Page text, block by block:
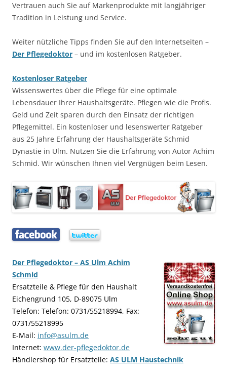
Vertrauen auch Sie auf Markenprodukte mit langjähriger
Tradition in Leistung und Service.
Weiter nützliche Tipps finden Sie auf den Internetseiten –
Der Pflegedoktor – und im kostenlosen Ratgeber.
Kostenloser Ratgeber
Wissenswertes über die Pflege für eine optimale
Lebensdauer Ihrer Haushaltsgeräte. Pflegen wie die Profis.
Geld und Zeit sparen durch den Einsatz der richtigen
Pflegemittel. Ein kostenloser und lesenswerter Ratgeber
aus 25 Jahre Erfahrung der Haushaltsgeräte Schmid
Dynastie in Ulm. Nutzen Sie die Erfahrung von Autor Achim
Schmid. Wir wünschen Ihnen viel Vergnügen beim Lesen.
Der Pflegedoktor – AS Ulm Achim
Schmid
Ersatzteile & Pflege für den Haushalt
Eichengrund 105, D-89075 Ulm
Telefon: Telefon: 0731/55218994, Fax:
0731/55218995
E-Mail: info@asulm.de
Internet: www.der-pflegedoktor.de
Händlershop für Ersatzteile: AS ULM Haustechnik